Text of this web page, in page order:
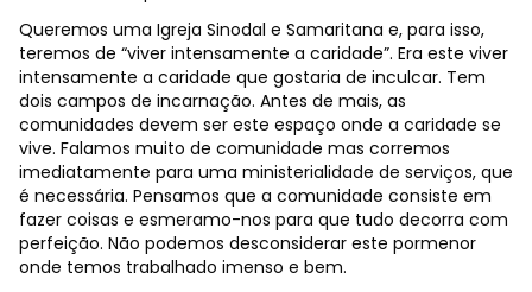
Queremos uma Igreja Sinodal e Samaritana e, para isso,
teremos de “viver intensamente a caridade”. Era este viver
intensamente a caridade que gostaria de inculcar. Tem
dois campos de incarnação. Antes de mais, as
comunidades devem ser este espaço onde a caridade se
vive. Falamos muito de comunidade mas corremos
imediatamente para uma ministerialidade de serviços, que
é necessária. Pensamos que a comunidade consiste em
fazer coisas e esmeramo-nos para que tudo decorra com
perfeição. Não podemos desconsiderar este pormenor
onde temos trabalhado imenso e bem.